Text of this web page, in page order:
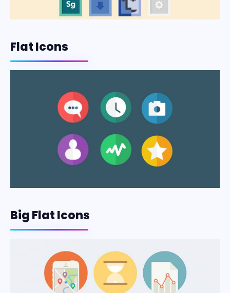
Flat Icons
Big Flat Icons